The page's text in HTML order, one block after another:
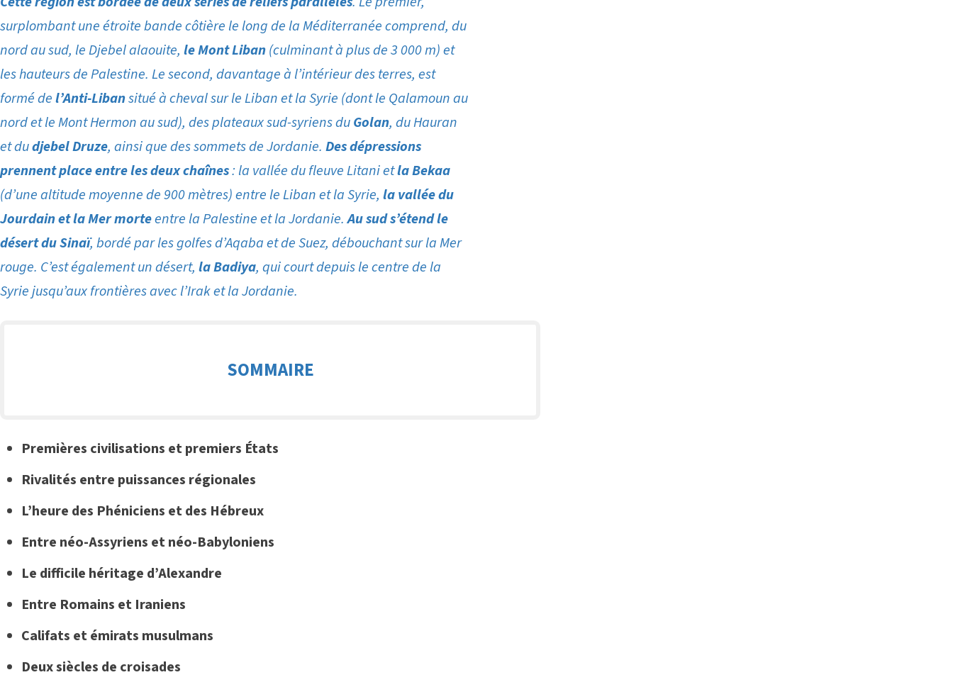
surplombant une étroite bande côtière le long de la Méditerranée comprend, du
nord au sud, le Djebel alaouite, le Mont Liban(culminant à plus de 3 000 m) et
les hauteurs de Palestine. Le second, davantage à l’intérieur des terres, est
formé del’Anti-Libansitué à cheval sur le Liban et la Syrie (dont le Qalamoun au
nord et le Mont Hermon au sud), des plateaux sud-syriens duGolan, du Hauran
et dudjebel Druze, ainsi que des sommets de Jordanie. Des dépressions
prennent place entre les deux chaînes: la vallée du fleuve Litani etla Bekaa
(d’une altitude moyenne de 900 mètres) entre le Liban et la Syrie, la vallée du
Jourdain et la Mer morteentre la Palestine et la Jordanie.Au sud s’étend le
désert du Sinaï, bordé par les golfes d’Aqaba et de Suez, débouchant sur la Mer
rouge. C’est également un désert, la Badiya, qui court depuis le centre de la
Syrie jusqu’aux frontières avec l’Irak et la Jordanie.
SOMMAIRE
Premières civilisations et premiers États
Rivalités entre puissances régionales
L’heure des Phéniciens et des Hébreux
Entre néo-Assyriens et néo-Babyloniens
Le difficile héritage d’Alexandre
Entre Romains et Iraniens
Califats et émirats musulmans
Deux siècles de croisades